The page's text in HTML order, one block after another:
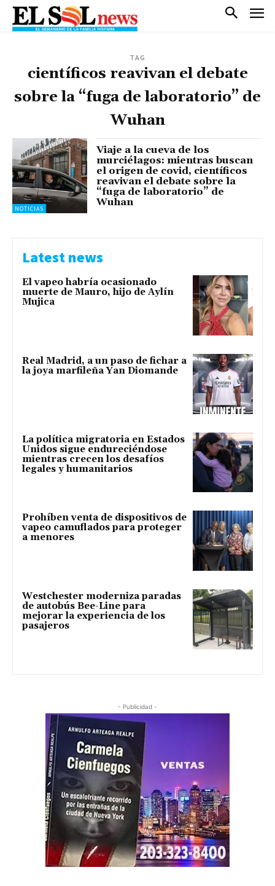
TAG
científicos reavivan el debate
sobre la “fuga de laboratorio” de
Wuhan
NOTICIAS
Viaje a la cueva de los
murciélagos: mientras buscan
el origen de covid, científicos
reavivan el debate sobre la
“fuga de laboratorio” de
Wuhan
Latest news
El vapeo habría ocasionado
muerte de Mauro, hijo de Aylín
Mujica
Real Madrid, a un paso de fichar a
la joya marfileña Yan Diomande
La política migratoria en Estados
Unidos sigue endureciéndose
mientras crecen los desafíos
legales y humanitarios
Prohíben venta de dispositivos de
vapeo camuflados para proteger
a menores
Westchester moderniza paradas
de autobús Bee-Line para
mejorar la experiencia de los
pasajeros
- Publicidad -